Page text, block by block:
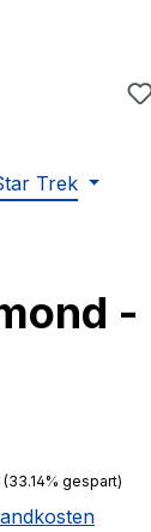
Trek
-
Preis:
(33.14% gespart)